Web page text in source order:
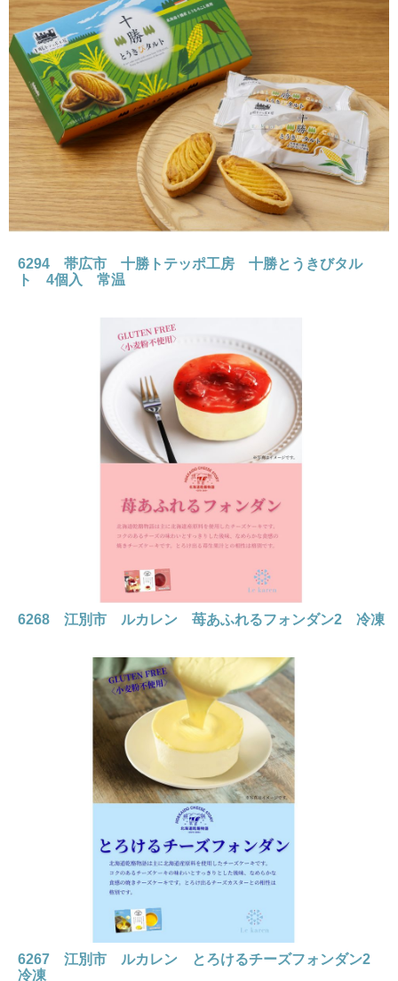
6294 帯広市 十勝トテッポ工房 十勝とうきびタル
ト 4個入 常温
6268 江別市 ルカレン 苺あふれるフォンダン2 冷凍
6267 江別市 ルカレン とろけるチーズフォンダン2
冷凍